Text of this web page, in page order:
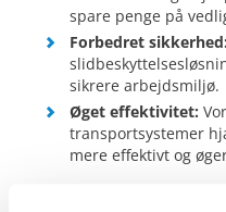
spare penge på
Forbedret sikkerhed:
sikrere arbejdsmiljø.
Øget effektivitet:
transportsystemer
mere effektivt og